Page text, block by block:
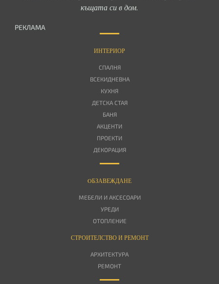
къщата си в дом.
РЕКЛАМА
ИНТЕРИОР
СПАЛНЯ
ВСЕКИДНЕВНА
КУХНЯ
ДЕТСКА СТАЯ
БАНЯ
АКЦЕНТИ
ПРОЕКТИ
ДЕКОРАЦИЯ
OБЗАВЕЖДАНЕ
МЕБЕЛИ И АКСЕСОАРИ
УРЕДИ
ОТОПЛЕНИЕ
СТРОИТЕЛСТВО И РЕМОНТ
АРХИТЕКТУРА
РЕМОНТ